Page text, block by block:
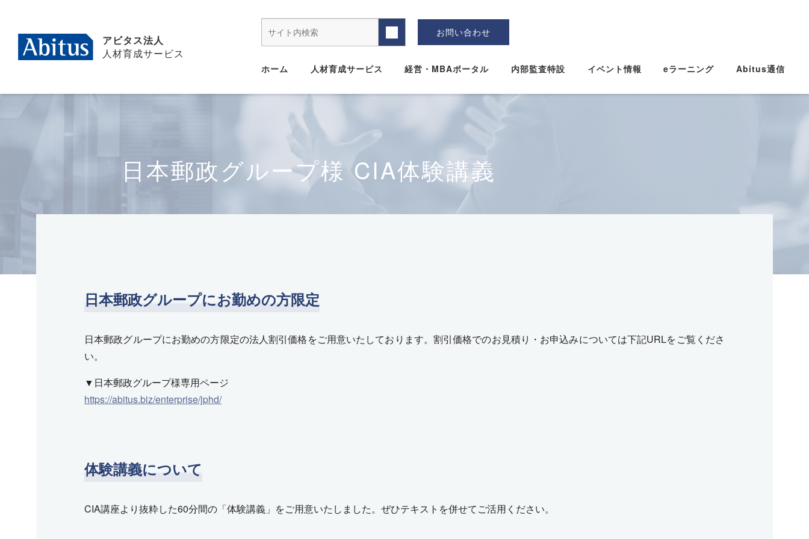
アビタス法人
人材育成サービス
お問い合わせ
ホーム 人材育成サービス 経営・MBAポータル 内部監査特設 イベント情報 eラーニング Abitus通信
日本郵政グループ様 CIA体験講義
日本郵政グループにお勤めの方限定
日本郵政グループにお勤めの方限定の法人割引価格をご用意いたしております。割引価格でのお見積り・お申込みについては下記URLをご覧くださ
い。
▼日本郵政グループ様専用ページ
https://abitus.biz/enterprise/jphd/
体験講義について
CIA講座より抜粋した60分間の「体験講義」をご用意いたしました。ぜひテキストを併せてご活用ください。